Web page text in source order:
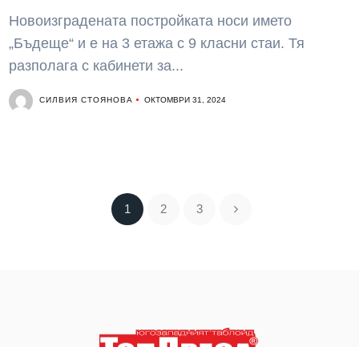
Новоизградената постройката носи името
„Бъдеще“ и е на 3 етажа с 9 класни стаи. Тя
разполага с кабинети за...
СИЛВИЯ СТОЯНОВА ОКТОМВРИ 31, 2024
1 2 3